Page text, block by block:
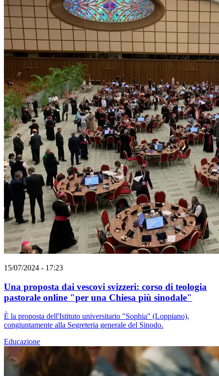
15/07/2024 - 17:23
Una proposta dai vescovi svizzeri: corso di teologia
pastorale online "per una Chiesa più sinodale"
È la proposta dell'Istituto universitario "Sophia" (Loppiano),
congiuntamente alla Segreteria generale del Sinodo.
Educazione